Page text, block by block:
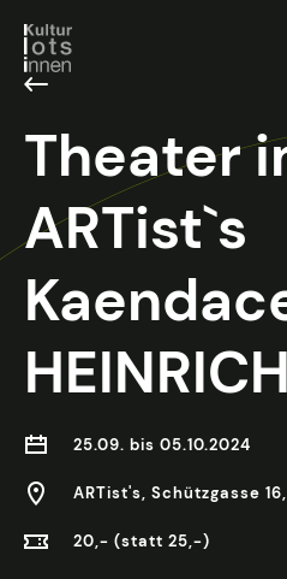
Theater
ARTist`s
HEINRICH
25.09. bis 05.10.2024
ARTist's, Schützgasse
20,- (statt 25,-)